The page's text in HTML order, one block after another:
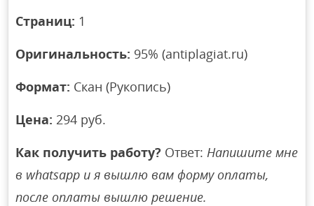
Страниц: 1
Оригинальность: 95% (antiplagiat.ru)
Формат: Скан (Рукопись)
Цена: 294 руб.
Как получить работу? Ответ: Напишите мне
в whatsapp и я вышлю вам форму оплаты,
после оплаты вышлю решение.